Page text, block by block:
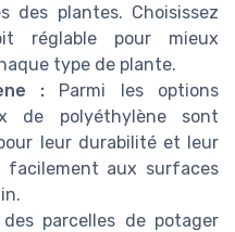
des plantes. Choisissez
réglable pour mieux
type de plante.
: Parmi les options
de polyéthylène sont
leur durabilité et leur
facilement aux surfaces
parcelles de potager